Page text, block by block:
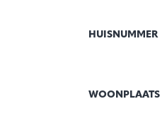
HUISNUMMER
WOONPLAATS